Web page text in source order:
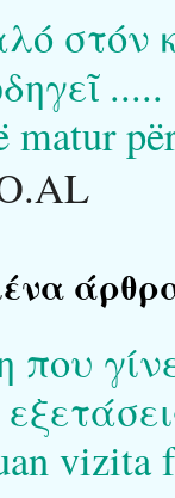
στόν
matur
vizita